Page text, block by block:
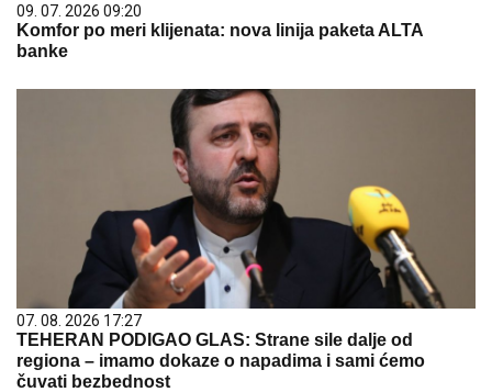
09. 07. 2026 09:20
Komfor po meri klijenata: nova linija paketa ALTA
banke
07. 08. 2026 17:27
TEHERAN PODIGAO GLAS: Strane sile dalje od
regiona – imamo dokaze o napadima i sami ćemo
čuvati bezbednost